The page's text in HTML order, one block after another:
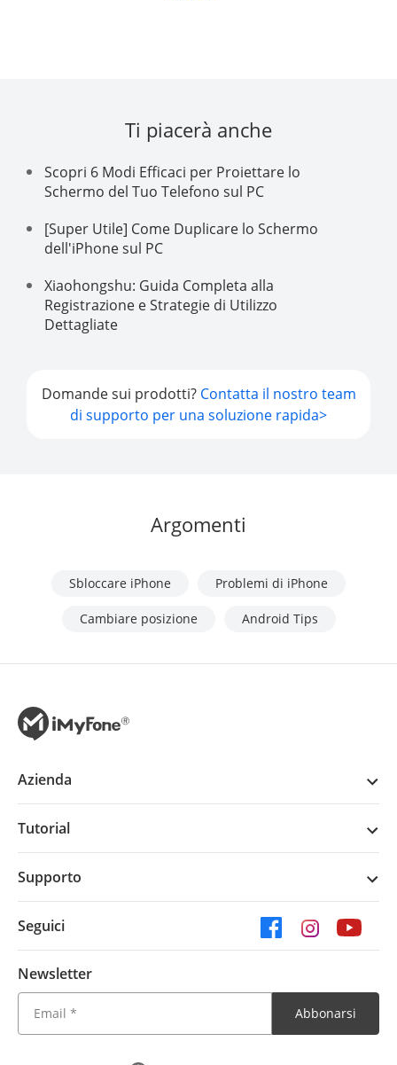
Ti piacerà anche
Scopri 6 Modi Efficaci per Proiettare lo
Schermo del Tuo Telefono sul PC
[Super Utile] Come Duplicare lo Schermo
dell'iPhone sul PC
Xiaohongshu: Guida Completa alla
Registrazione e Strategie di Utilizzo
Dettagliate
Domande sui prodotti? Contatta il nostro team
di supporto per una soluzione rapida>
Argomenti
Sbloccare iPhone Problemi di iPhone
Cambiare posizione Android Tips
Azienda
Tutorial
Supporto
Seguici
Newsletter
Abbonarsi